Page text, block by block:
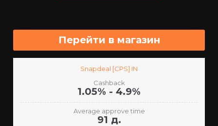
Перейти в магазин
Snapdeal [CPS] IN
Cashback
1.05% - 4.9%
Average approve time
91 д.